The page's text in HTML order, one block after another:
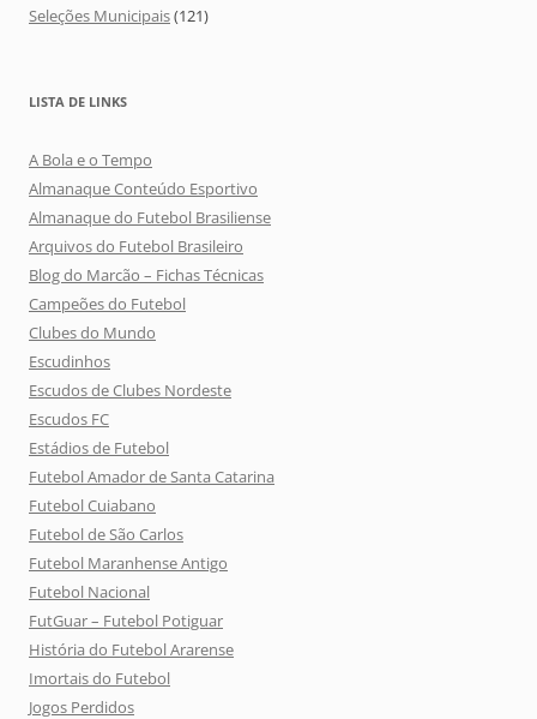
Seleções Municipais(121)
LISTA DE LINKS
A Bola e o Tempo
Almanaque Conteúdo Esportivo
Almanaque do Futebol Brasiliense
Arquivos do Futebol Brasileiro
Blog do Marcão – Fichas Técnicas
Campeões do Futebol
Clubes do Mundo
Escudinhos
Escudos de Clubes Nordeste
Escudos FC
Estádios de Futebol
Futebol Amador de Santa Catarina
Futebol Cuiabano
Futebol de São Carlos
Futebol Maranhense Antigo
Futebol Nacional
FutGuar – Futebol Potiguar
História do Futebol Ararense
Imortais do Futebol
Jogos Perdidos